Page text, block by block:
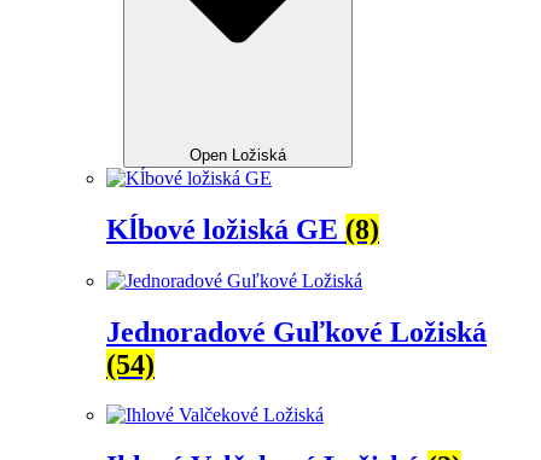
Open Ložiská
Kĺbové ložiská GE (8)
Jednoradové Guľkové Ložiská
(54)